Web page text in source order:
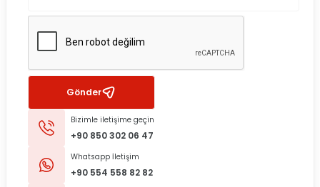
Gönder
Bizimle iletişime geçin
+90 850 302 06 47
Whatsapp İletişim
+90 554 558 82 82